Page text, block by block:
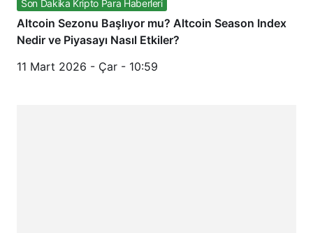
Son Dakika Kripto Para Haberleri
Altcoin Sezonu Başlıyor mu? Altcoin Season Index
Nedir ve Piyasayı Nasıl Etkiler?
11 Mart 2026 - Çar - 10:59